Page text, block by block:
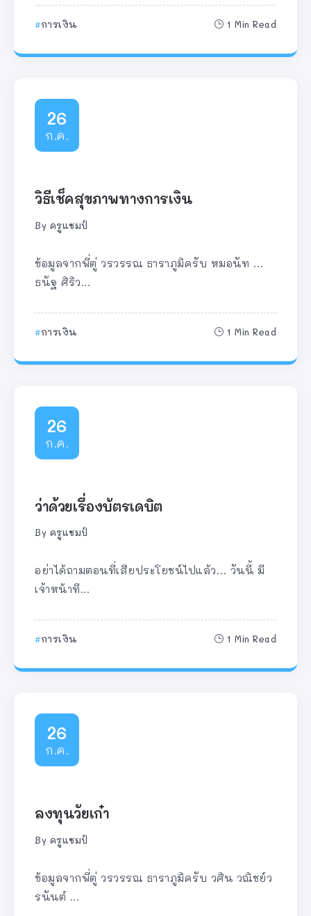
การเงิน 1 Min Read
26
ก.ค.
วิธีเช็คสุขภาพทางการเงิน
By ครูแชมป์
ข้อมูลจากพี่ตู่ วรวรรณ ธาราภูมิครับ หมอนัท …
ธนัฐ ศิริว...
การเงิน 1 Min Read
26
ก.ค.
ว่าด้วยเรื่องบัตรเดบิต
By ครูแชมป์
อย่าได้ถามตอนที่เสียประโยชน์ไปแล้ว… วันนี้ มี
เจ้าหน้าที...
การเงิน 1 Min Read
26
ก.ค.
ลงทุนวัยเก๋า
By ครูแชมป์
ข้อมูลจากพี่ตู่ วรวรรณ ธาราภูมิครับ วศิน วณิชย์ว
รนันต์ ...